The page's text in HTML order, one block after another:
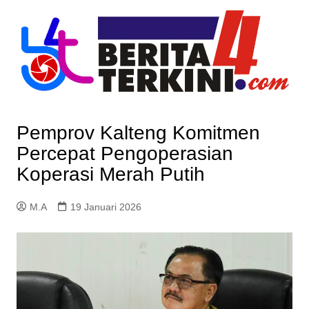
content
Pemprov Kalteng Komitmen
Percepat Pengoperasian
Koperasi Merah Putih
M.A 19 Januari 2026